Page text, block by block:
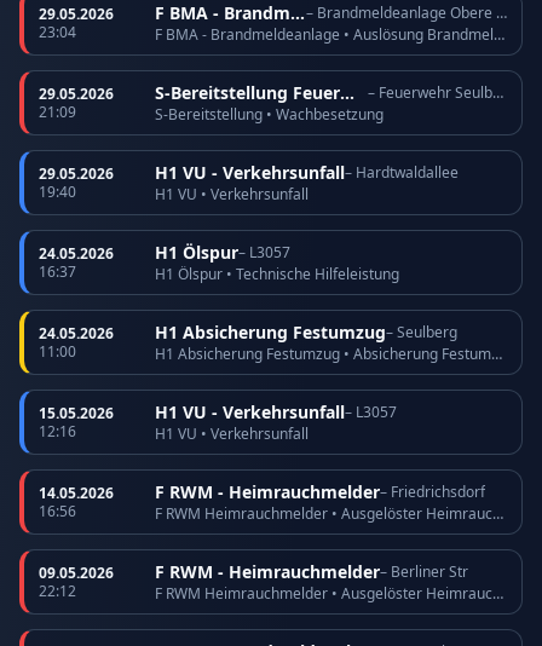
29.05.2026
23:04
F BMA - Brandmeldeanlage
– Brandmeldeanlage Obere Römerhofstraße
F BMA - Brandmeldeanlage • Auslösung Brandmeldeanlage
29.05.2026
21:09
S-Bereitstellung Feuerwehr
– Feuerwehr Seulberg
S-Bereitstellung • Wachbesetzung
29.05.2026
19:40
H1 VU - Verkehrsunfall– Hardtwaldallee
H1 VU • Verkehrsunfall
24.05.2026
16:37
H1 Ölspur– L3057
H1 Ölspur • Technische Hilfeleistung
24.05.2026
11:00
H1 Absicherung Festumzug– Seulberg
H1 Absicherung Festumzug • Absicherung Festumzug
15.05.2026
12:16
H1 VU - Verkehrsunfall– L3057
H1 VU • Verkehrsunfall
14.05.2026
16:56
F RWM - Heimrauchmelder– Friedrichsdorf
F RWM Heimrauchmelder • Ausgelöster Heimrauchmelder
09.05.2026
22:12
F RWM - Heimrauchmelder– Berliner Str
F RWM Heimrauchmelder • Ausgelöster Heimrauchmelder